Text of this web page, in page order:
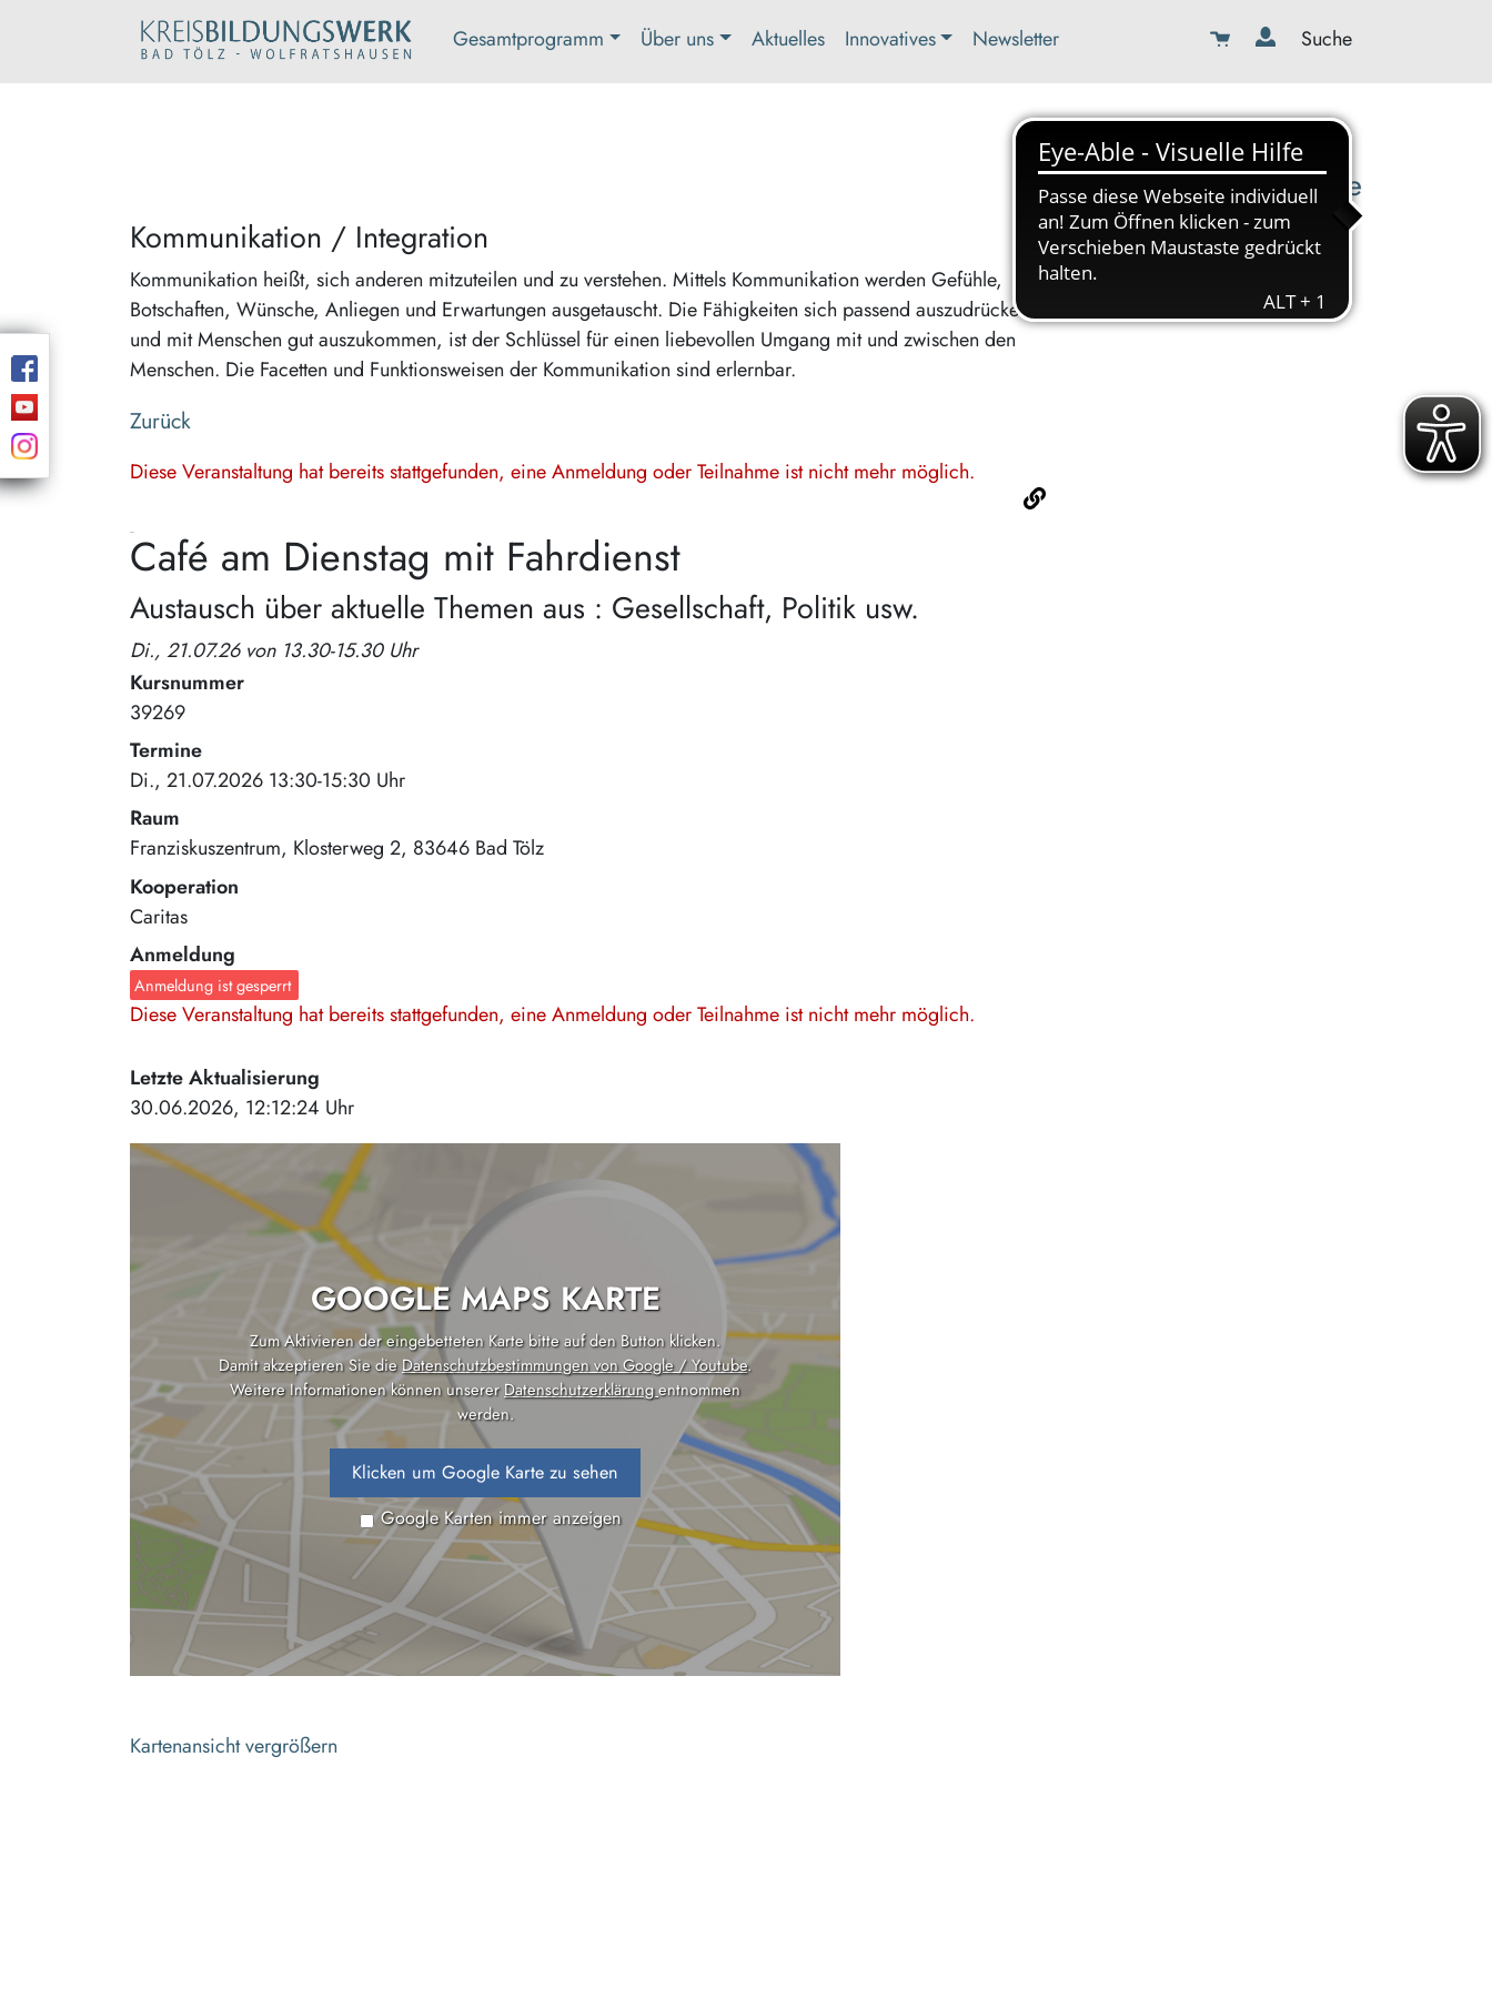
Gesamtprogramm Über uns Aktuelles Innovatives Newsletter Suche
08179-423989-0
info@kbw-toelz-wor.de
Kommunikation / Integration
Kommunikation heißt, sich anderen mitzuteilen und zu verstehen. Mittels Kommunikation werden Gefühle,
Botschaften, Wünsche, Anliegen und Erwartungen ausgetauscht. Die Fähigkeiten sich passend auszudrücken
und mit Menschen gut auszukommen, ist der Schlüssel für einen liebevollen Umgang mit und zwischen den
Menschen. Die Facetten und Funktionsweisen der Kommunikation sind erlernbar.
Zurück
Diese Veranstaltung hat bereits stattgefunden, eine Anmeldung oder Teilnahme ist nicht mehr möglich.
Café am Dienstag mit Fahrdienst
Austausch über aktuelle Themen aus : Gesellschaft, Politik usw.
Di., 21.07.26 von 13.30-15.30 Uhr
Kursnummer
39269
Termine
Di., 21.07.2026 13:30-15:30 Uhr
Raum
Franziskuszentrum Klosterweg 2 83646 Bad Tölz
Kooperation
Caritas
Anmeldung
Anmeldung ist gesperrt
Diese Veranstaltung hat bereits stattgefunden, eine Anmeldung oder Teilnahme ist nicht mehr möglich.
Letzte Aktualisierung
30.06.2026, 12:12:24 Uhr
GOOGLE MAPS KARTE
Zum Aktivieren der eingebetteten Karte bitte auf den Button klicken.
Damit akzeptieren Sie dieDatenschutzbestimmungen von Google / Youtube.
Weitere Informationen können unsererDatenschutzerklärungentnommen
werden.
Klicken um Google Karte zu sehen
Google Karten immer anzeigen
Kartenansicht vergrößern